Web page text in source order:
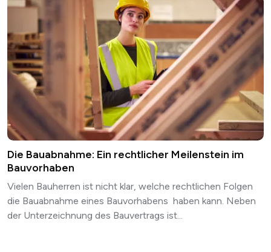
Die Bauabnahme: Ein rechtlicher Meilenstein im
Bauvorhaben
Vielen Bauherren ist nicht klar, welche rechtlichen Folgen
die Bauabnahme eines Bauvorhabens haben kann. Neben
der Unterzeichnung des Bauvertrags ist...